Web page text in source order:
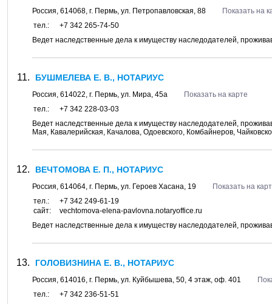
Россия, 614068, г. Пермь, ул. Петропавловская, 88
Показать на
тел.:
+7 342 265-74-50
Ведет наследственные дела к имуществу наследодателей,
БУШМЕЛЕВА Е. В., НОТАРИУС
Россия, 614022, г. Пермь, ул. Мира, 45а
Показать на карте
тел.:
+7 342 228-03-03
Ведет наследственные дела к имуществу наследодателей,
Мая, Кавалерийская, Качалова, Одоевского, Комбайнеров,
ВЕЧТОМОВА Е. П., НОТАРИУС
Россия, 614064, г. Пермь, ул. Героев Хасана, 19
Показать на
тел.:
+7 342 249-61-19
сайт:
vechtomova-elena-pavlovna.notaryoffice.ru
Ведет наследственные дела к имуществу наследодателей,
ГОЛОВИЗНИНА Е. В., НОТАРИУС
Россия, 614016, г. Пермь, ул. Куйбышева, 50, 4 этаж, оф. 401
тел.:
+7 342 236-51-51